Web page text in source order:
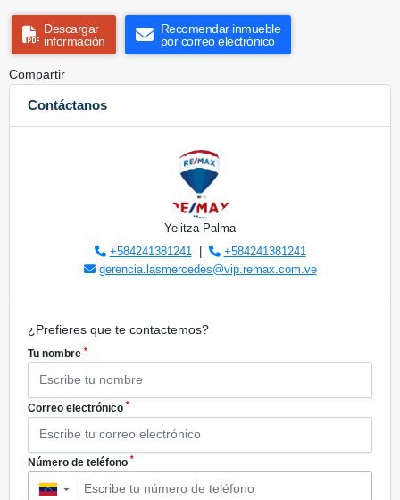
Descargar
información
Recomendar inmueble
por correo electrónico
Compartir
Contáctanos
Yelitza Palma
+584241381241|
+584241381241
gerencia.lasmercedes@vip.remax.com.ve
¿Prefieres que te contactemos?
Tu nombre *
Correo electrónico *
Número de teléfono *
▼